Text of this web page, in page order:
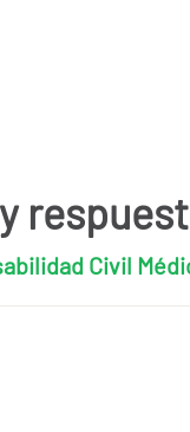
Civil